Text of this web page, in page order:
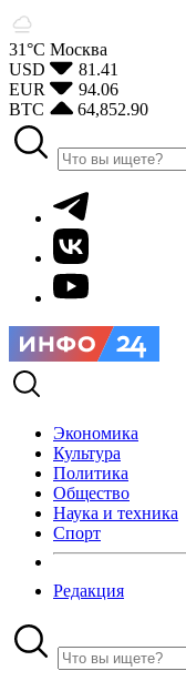
31°С Москва
USD
81.41
EUR
94.06
BTC
64,852.90
Экономика
Культура
Политика
Общество
Наука и техника
Спорт
Редакция